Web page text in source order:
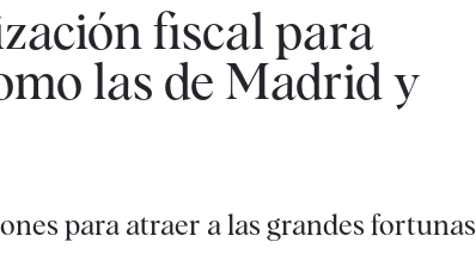
fiscal para
las de Madrid y
para atraer a las grandes fortunas